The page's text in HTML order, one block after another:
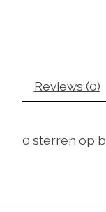
Reviews (0)
0 sterren op